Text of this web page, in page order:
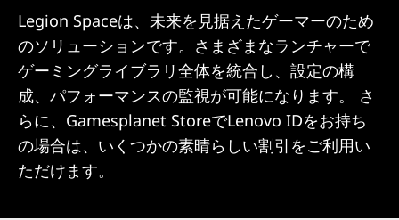
Legion Spaceは、未来を見据えたゲーマーのため
のソリューションです。さまざまなランチャーで
ゲーミングライブラリ全体を統合し、設定の構
成、パフォーマンスの監視が可能になります。 さ
らに、Gamesplanet StoreでLenovo IDをお持ち
の場合は、いくつかの素晴らしい割引をご利用い
ただけます。